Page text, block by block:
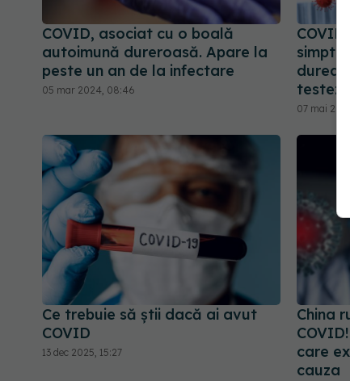
COVID, asociat cu o boală
autoimună dureroasă. Apare la
peste un an de la infectare
05 mar 2024, 08:46
testezi?
07 mai
Ce trebuie să știi dacă ai avut
COVID
13 dec 2025, 15:27
China
care
cauza